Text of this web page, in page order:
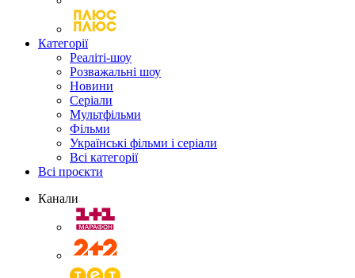
Категорії
Реаліті-шоу
Розважальні шоу
Новини
Серіали
Мультфільми
Фільми
Українські фільми і серіали
Всі категорії
Всі проєкти
Канали